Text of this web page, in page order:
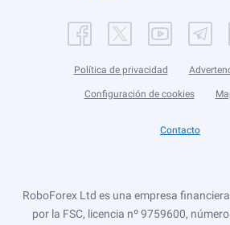
Política de privacidad
Configuración de cookies
Contacto
RoboForex Ltd es una empresa
por la FSC, licencia nº 9759600,